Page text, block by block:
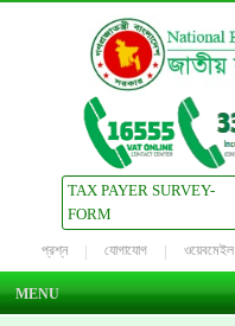
TAX PAYER SURVEY-
FORM
প্রশ্ন যোগাযোগ ওয়েবমেইল
MENU